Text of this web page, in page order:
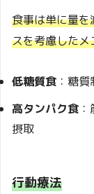
食事は単に量
スを考慮した
低糖質食 ：糖
高タンパク食
摂取
行動療法